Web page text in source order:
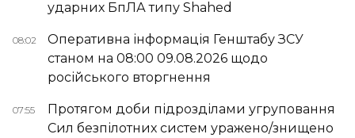
ударних БпЛА типу Shahed
08:02
Оперативна інформація Генштабу ЗСУ
станом на 08:00 09.08.2026 щодо
російського вторгнення
07:55
Протягом доби підрозділами угруповання
Сил безпілотних систем уражено/знищено